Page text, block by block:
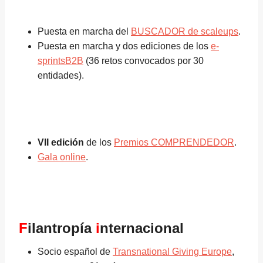
Puesta en marcha del BUSCADOR de scaleups.
Puesta en marcha y dos ediciones de los e-
sprintsB2B (36 retos convocados por 30
entidades).
VII edición de los Premios COMPRENDEDOR.
Gala online.
Filantropía internacional
Socio español de Transnational Giving Europe,